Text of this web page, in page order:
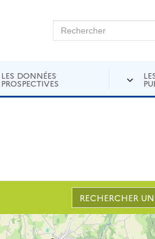
Rechercher sur Andra
LES DONNÉES
PROSPECTIVES
RECHERCHER